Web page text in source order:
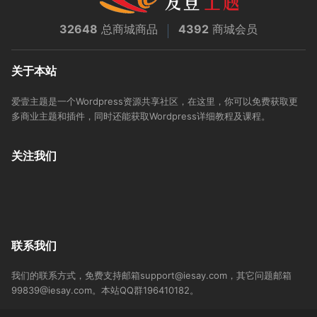
32648 总商城商品 4392 商城会员
关于本站
爱壹主题是一个Wordpress资源共享社区，在这里，你可以免费获取更
多商业主题和插件，同时还能获取Wordpress详细教程及课程。
关注我们
联系我们
我们的联系方式，免费支持邮箱support@iesay.com，其它问题邮箱
99839@iesay.com。本站QQ群196410182。